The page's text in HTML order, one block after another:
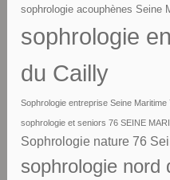
sophrologie acouphènes Seine
sophrologie
du Cailly
Sophrologie entreprise Seine Maritime
sophrologie et seniors 76 SEINE
Sophrologie nature 76
sophrologie nord